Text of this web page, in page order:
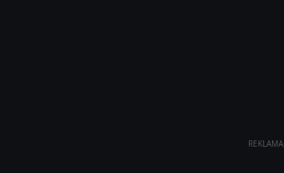
REKLAMA